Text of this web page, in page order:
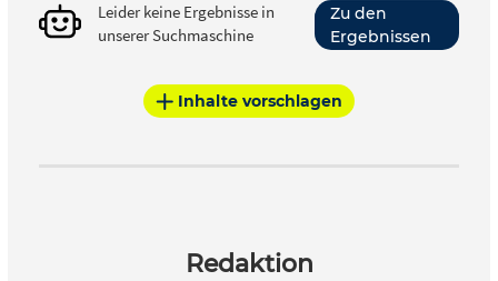
Leider keine Ergebnisse in
unserer Suchmaschine
Zu den
Ergebnissen
Inhalte vorschlagen
Redaktion